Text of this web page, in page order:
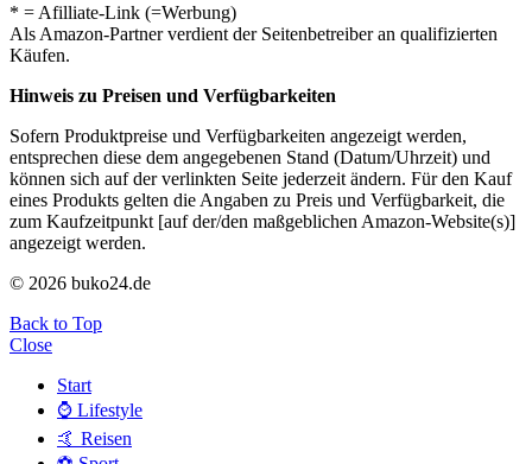
* = Afilliate-Link (=Werbung)
Als Amazon-Partner verdient der Seitenbetreiber an qualifizierten
Käufen.
Hinweis zu Preisen und Verfügbarkeiten
Sofern Produktpreise und Verfügbarkeiten angezeigt werden,
entsprechen diese dem angegebenen Stand (Datum/Uhrzeit) und
können sich auf der verlinkten Seite jederzeit ändern. Für den Kauf
eines Produkts gelten die Angaben zu Preis und Verfügbarkeit, die
zum Kaufzeitpunkt [auf der/den maßgeblichen Amazon-Website(s)]
angezeigt werden.
© 2026 buko24.de
Back to Top
Close
Start
⌚️ Lifestyle
🤙 Reisen